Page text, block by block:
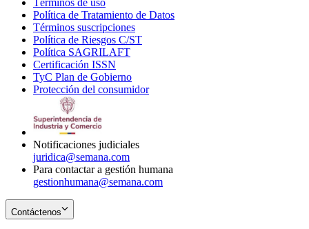
Términos de uso
in
new
window
Política de Tratamiento de Datos
Términos suscripciones
in
Política de Riesgos C/ST
Política SAGRILAFT
new
window
Certificación ISSN
in
new
TyC Plan de Gobierno
in
Protección del consumidorOpens
Notificaciones judiciales
juridica@semana.com
Para contactar a gestión humana
gestionhumana@semana.com
Contáctenos